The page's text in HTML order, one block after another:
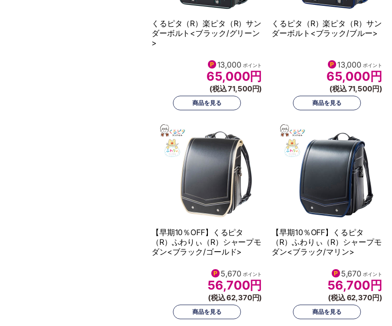
くるピタ（R）楽ピタ（R）サン
ダーボルト<ブラック/グリーン
>
13,000 ポイント
65,000円
(税込 71,500円)
くるピタ（R）楽ピタ（R）サン
ダーボルト<ブラック/ブルー>
13,000 ポイント
65,000 円
(税込 71,500円)
【早期10％OFF】くるピタ
（R）ふわりぃ（R）シャープモ
ダン<ブラック/ゴールド>
5,670 ポイント
56,700円
(税込 62,370円)
【早期10％OFF】くるピタ
（R）ふわりぃ（R）シャープモ
ダン<ブラック/マリン>
5,670 ポイント
56,700 円
(税込 62,370円)